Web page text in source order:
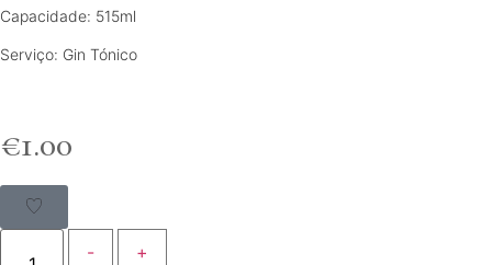
Capacidade: 515ml
Serviço: Gin Tónico
€1.00
- +